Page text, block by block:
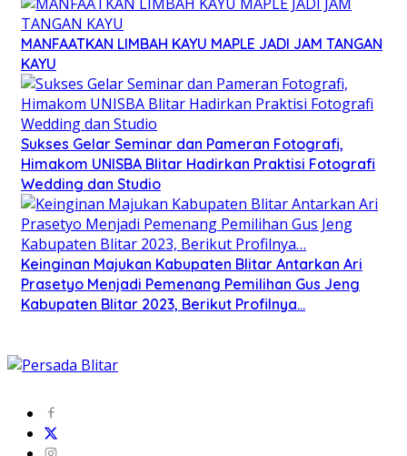
MANFAATKAN LIMBAH KAYU MAPLE JADI JAM TANGAN
KAYU
Sukses Gelar Seminar dan Pameran Fotografi,
Himakom UNISBA Blitar Hadirkan Praktisi Fotografi
Wedding dan Studio
Keinginan Majukan Kabupaten Blitar Antarkan Ari
Prasetyo Menjadi Pemenang Pemilihan Gus Jeng
Kabupaten Blitar 2023, Berikut Profilnya…